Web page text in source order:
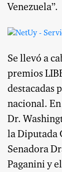
Venezuela”.
Se llevó a
premios
destacadas
nacional.
Dr.
la Diputada
Senadora
Paganini y